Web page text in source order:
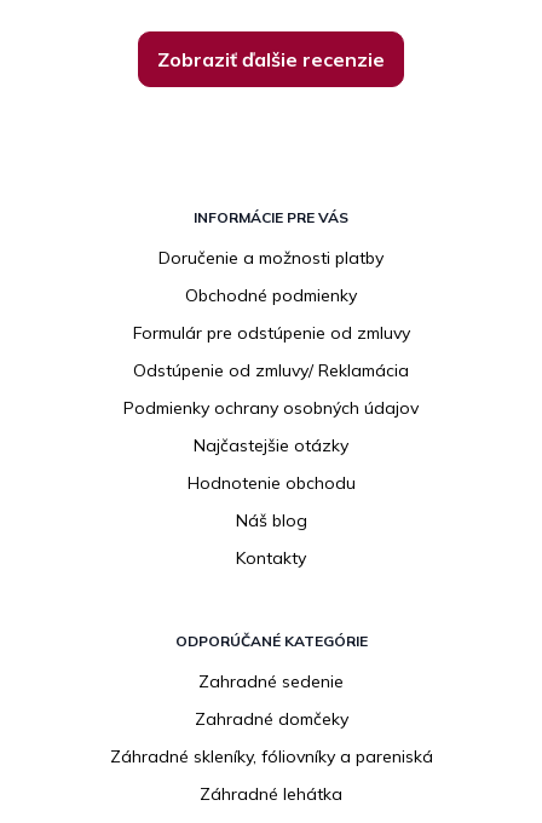
Zobraziť ďalšie recenzie
INFORMÁCIE PRE VÁS
Doručenie a možnosti platby
Obchodné podmienky
Formulár pre odstúpenie od zmluvy
Odstúpenie od zmluvy/ Reklamácia
Podmienky ochrany osobných údajov
Najčastejšie otázky
Hodnotenie obchodu
Náš blog
Kontakty
ODPORÚČANÉ KATEGÓRIE
Zahradné sedenie
Zahradné domčeky
Záhradné skleníky, fóliovníky a pareniská
Záhradné lehátka